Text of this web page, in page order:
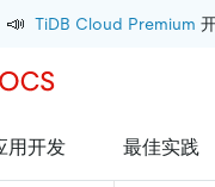
📣 TiDB Cloud Premium
用开发 最佳实践